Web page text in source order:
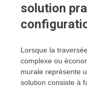
solution
Lorsque la
complexe ou
murale représente
solution consiste à